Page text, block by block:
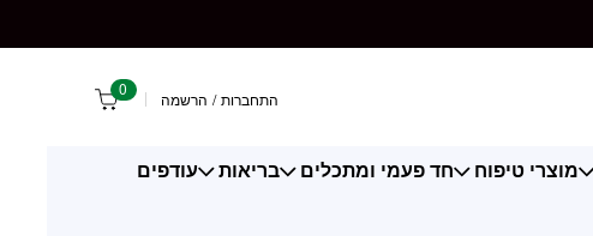
התחברות / הרשמה 0
מוצרי טיפוח חד פעמי ומתכלים בריאות
עודפים